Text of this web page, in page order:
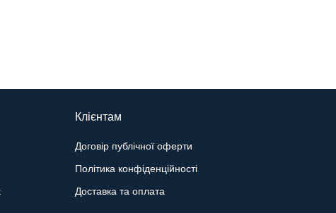
Клієнтам
Договір публічної оферти
Політика конфіденційності
Доставка та оплата